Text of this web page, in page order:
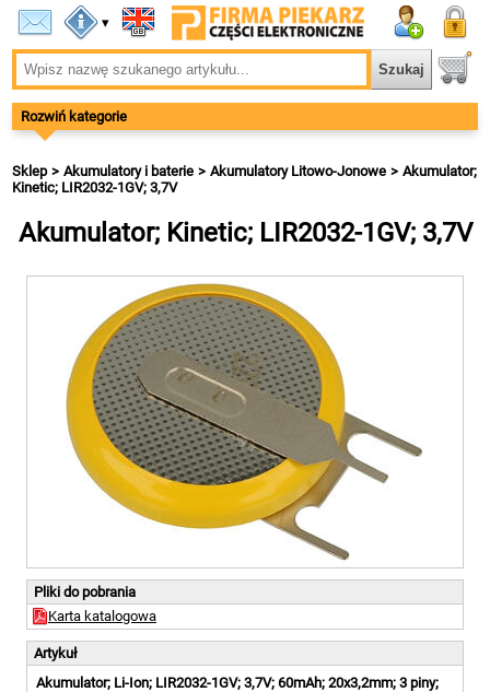
▾
Rozwiń kategorie
Sklep Akumulatory i baterie Akumulatory Litowo-Jonowe
Akumulator;
Kinetic; LIR2032-1GV; 3,7V
Akumulator; Kinetic; LIR2032-1GV; 3,7V
Pliki do pobrania
Karta katalogowa
Artykuł
Akumulator; Li-Ion; LIR2032-1GV; 3,7V; 60mAh; 20x3,2mm; 3 piny;